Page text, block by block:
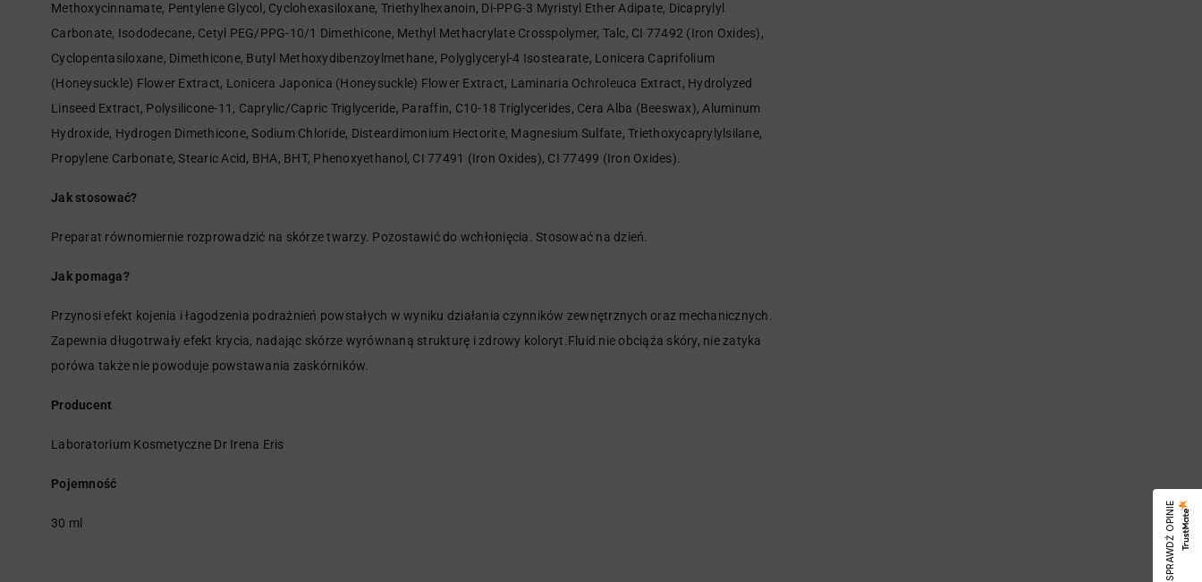
Methoxycinnamate, Pentylene Glycol, Cyclohexasiloxane, Triethylhexanoin, Di-PPG-3 Myristyl Ether Adipate, Dicaprylyl
Carbonate, Isododecane, Cetyl PEG/PPG-10/1 Dimethicone, Methyl Methacrylate Crosspolymer, Talc, CI 77492 (Iron Oxides),
Cyclopentasiloxane, Dimethicone, Butyl Methoxydibenzoylmethane, Polyglyceryl-4 Isostearate, Lonicera Caprifolium
(Honeysuckle) Flower Extract, Lonicera Japonica (Honeysuckle) Flower Extract, Laminaria Ochroleuca Extract, Hydrolyzed
Linseed Extract, Polysilicone-11, Caprylic/Capric Triglyceride, Paraffin, C10-18 Triglycerides, Cera Alba (Beeswax), Aluminum
Hydroxide, Hydrogen Dimethicone, Sodium Chloride, Disteardimonium Hectorite, Magnesium Sulfate, Triethoxycaprylylsilane,
Propylene Carbonate, Stearic Acid, BHA, BHT, Phenoxyethanol, CI 77491 (Iron Oxides), CI 77499 (Iron Oxides).
Jak stosować?
Preparat równomiernie rozprowadzić na skórze twarzy. Pozostawić do wchłonięcia. Stosować na dzień.
Jak pomaga?
Przynosi efekt kojenia i łagodzenia podrażnień powstałych w wyniku działania czynników zewnętrznych oraz mechanicznych.
Zapewnia długotrwały efekt krycia, nadając skórze wyrównaną strukturę i zdrowy koloryt.Fluid nie obciąża skóry, nie zatyka
porówa także nie powoduje powstawania zaskórników.
Producent
Laboratorium Kosmetyczne Dr Irena Eris
Pojemność
30 ml SPRAWDŹ OPINIE